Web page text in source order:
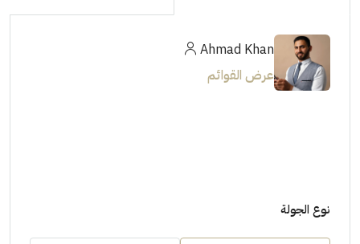
Ahmad Khan
عرض القوائم
نوع الجولة